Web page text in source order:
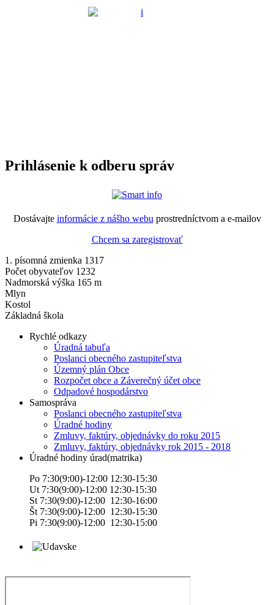
Prihlásenie k odberu správ
Dostávajte informácie z nášho webu prostredníctvom a e-mailov
Chcem sa zaregistrovať
1. písomná zmienka 1317
Počet obyvateľov 1232
Nadmorská výška 165 m
Mlyn
Kostol
Základná škola
Rychlé odkazy
Úradná tabuľa
Poslanci obecného zastupiteľstva
Územný plán Obce
Rozpočet obce a Záverečný účet obce
Odpadové hospodárstvo
Samospráva
Poslanci obecného zastupiteľstva
Úradné hodiny
Zmluvy, faktúry, objednávky do roku 2015
Zmluvy, faktúry, objednávky rok 2015 - 2018
Úradné hodiny úrad(matrika)
Po 7:30(9:00)-12:00 12:30-15:30
Ut 7:30(9:00)-12:00 12:30-15:30
St 7:30(9:00)-12:00 12:30-16:00
Št 7:30(9:00)-12:00 12:30-15:30
Pi 7:30(9:00)-12:00 12:30-15:00